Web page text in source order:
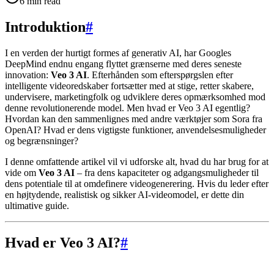
Introduktion#
I en verden der hurtigt formes af generativ AI, har Googles
DeepMind endnu engang flyttet grænserne med deres seneste
innovation: Veo 3 AI. Efterhånden som efterspørgslen efter
intelligente videoredskaber fortsætter med at stige, retter skabere,
undervisere, marketingfolk og udviklere deres opmærksomhed mod
denne revolutionerende model. Men hvad er Veo 3 AI egentlig?
Hvordan kan den sammenlignes med andre værktøjer som Sora fra
OpenAI? Hvad er dens vigtigste funktioner, anvendelsesmuligheder
og begrænsninger?
I denne omfattende artikel vil vi udforske alt, hvad du har brug for at
vide om Veo 3 AI – fra dens kapaciteter og adgangsmuligheder til
dens potentiale til at omdefinere videogenerering. Hvis du leder efter
en højtydende, realistisk og sikker AI-videomodel, er dette din
ultimative guide.
Hvad er Veo 3 AI?#